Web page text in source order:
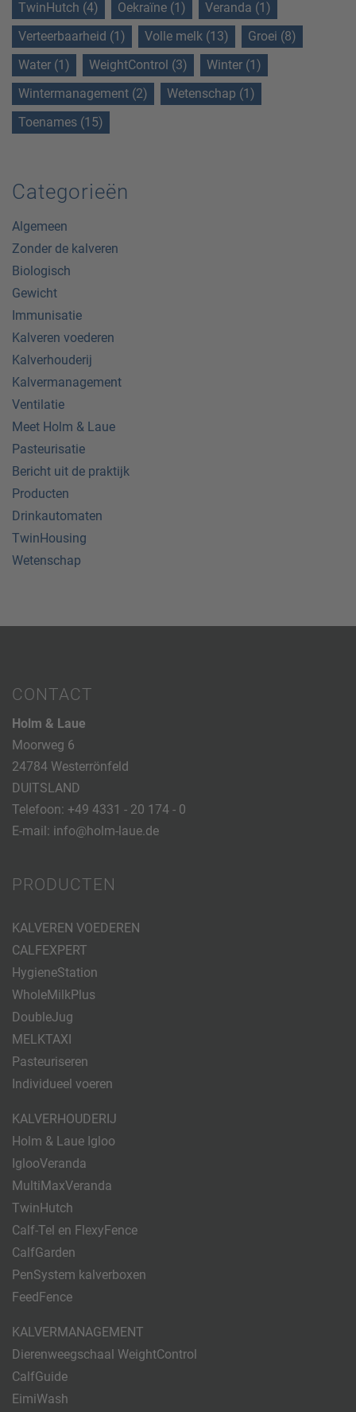
TwinHutch (4) Oekraïne (1)
Veranda (1)
Verteerbaarheid (1)
Volle melk (13)
Groei (8)
Water (1)
WeightControl (3)
Winter (1)
Wintermanagement (2)
Wetenschap (1)
Toenames (15)
Categorieën
Algemeen
Zonder de kalveren
Biologisch
Gewicht
Immunisatie
Kalveren voederen
Kalverhouderij
Kalvermanagement
Ventilatie
Meet Holm & Laue
Pasteurisatie
Bericht uit de praktijk
Producten
Drinkautomaten
TwinHousing
Wetenschap
CONTACT
Holm & Laue
Moorweg 6
24784 Westerrönfeld
DUITSLAND
Telefoon: +49 4331 - 20 174 - 0
E-mail: info@holm-laue.de
PRODUCTEN
KALVEREN VOEDEREN
CALFEXPERT
HygieneStation
WholeMilkPlus
DoubleJug
MELKTAXI
Pasteuriseren
Individueel voeren
KALVERHOUDERIJ
Holm & Laue Igloo
IglooVeranda
MultiMaxVeranda
TwinHutch
Calf-Tel en FlexyFence
CalfGarden
PenSystem kalverboxen
FeedFence
KALVERMANAGEMENT
Dierenweegschaal WeightControl
CalfGuide
EimiWash